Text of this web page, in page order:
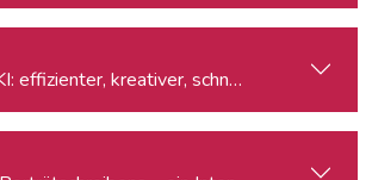
effizienter, kreativer, schneller